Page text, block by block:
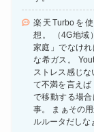
楽天Turboを
想。 （4G地域
家庭」でなけ
な希ガス。
ストレス感じな
て不満を言えば
で移動する場合
事。 まぁその
ルルータだしな